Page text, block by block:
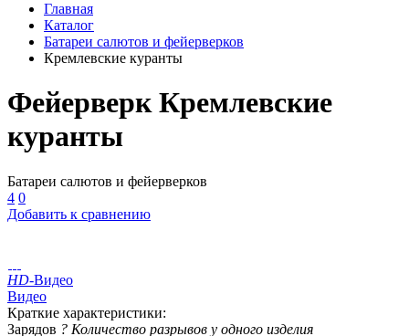
Главная
Каталог
Батареи салютов и фейерверков
Кремлевские куранты
Фейерверк Кремлевские
куранты
Батареи салютов и фейерверков
4 0
Добавить к сравнению
HD-Видео
Видео
Краткие характеристики:
Зарядов ? Количество разрывов у одного изделия